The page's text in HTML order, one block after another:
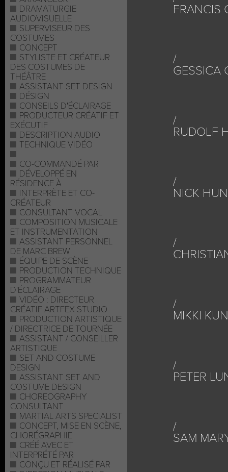
DRAMATURGIE
AUDIOVISUELLE
SUPERVISEUR DES
COSTUMES
CONCEPT
STYLISTE ET CRÉATEUR
DES COSTUMES DE
THÉÂTRE
ASSISTANT SET DESIGN
DÉSIGN
CONSEILS D'ÉCLAIRAGE
PRODUCTEUR CRÉATIF ET
EXÉCUTIF
DESCRIPTION AUDIO
TECHNIQUE VIDÉO
CO-COMMANDÉ PAR
DÉVELOPPÉ EN
RÉSIDENCE À
INTERPRÈTE ET CO-
CRÉATEUR
CONSULTANT VOCAL
COMPOSITION MUSICALE
ET INSTRUMENTATION
ASSISTANT PERSONNEL
DE MARC BREW
ÉQUIPE DE SCÈNE
PRODUCTION TECHNIQUE
PROGRAMMATEUR
D'ÉCLAIRAGE
VIDÉO : DIRECTEUR
CRÉATIF ARTFEX STUDIO
PRODUCTION ARTISTIQUE
/ DIRECTRICE DE TOURNÉE
ASSISTANT / CONSEILLER
ARTISTIQUE
SET AND COSTUME
DESIGN
ASSISTANT SET AND
COSTUME DESIGN
CHOREOGRAPHY
CONSULTANT
MARTIAL ARTS SPECIALIST
CONCEPT, MISE EN SCÈNE,
CHORÉGRAPHIE
CRÉÉ AVEC ET
INTERPRÉTÉ PAR
CONÇU ET RÉALISÉ PAR
FRANCIS
GESSICA
RUDOLF
NICK
MIKKI
PETER
SAM